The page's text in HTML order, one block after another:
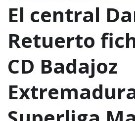
El central
Retuerto
CD Badajoz